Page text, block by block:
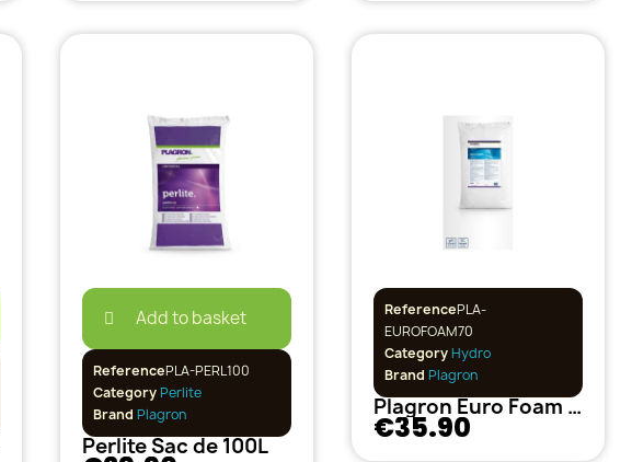
Add to basket
ReferencePLA-PERL100
CategoryPerlite
Brand Plagron
Perlite Sac de 100L
ReferencePLA-
EUROFOAM70
CategoryHydro
Brand Plagron
Plagron Euro Foam ( Mapito ) 70 Litres
€35.90